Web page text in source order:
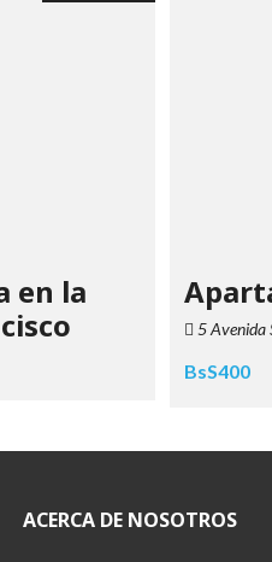
en la
5 Avenida
BsS400
ACERCA DE NOSOTROS